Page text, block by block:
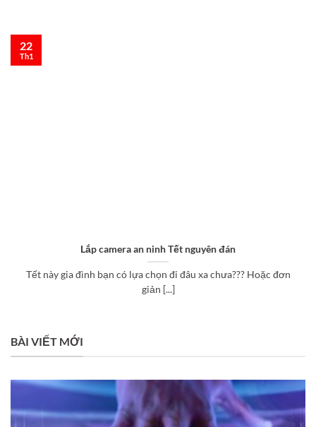
Lắp camera an ninh Tết nguyên đán
Tết này gia đình bạn có lựa chọn đi đâu xa chưa??? Hoặc đơn
giản [...]
22
Th1
BÀI VIẾT MỚI